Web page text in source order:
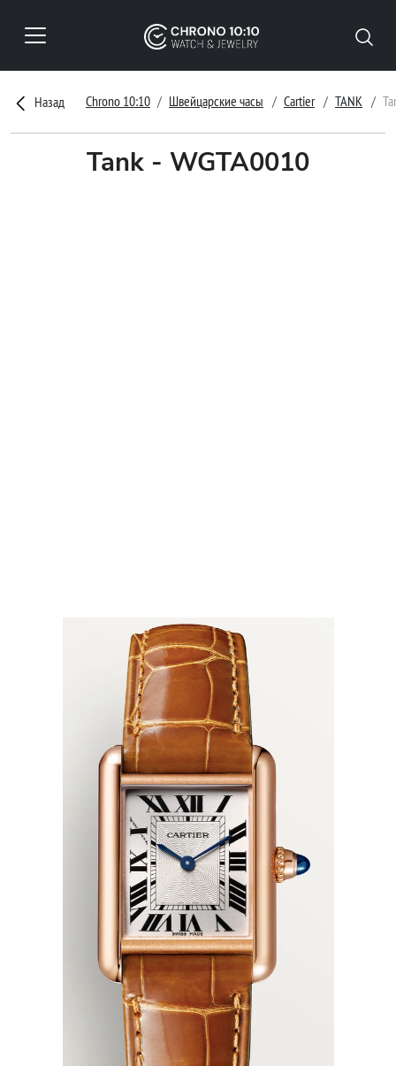
Назад Chrono 10:10 Швейцарские часы Cartier TANK
Tank - WGTA0010